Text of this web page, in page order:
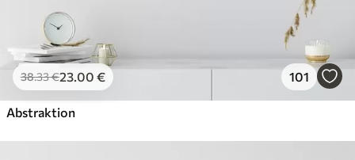
38.33€23.00 € 101
Abstraktion